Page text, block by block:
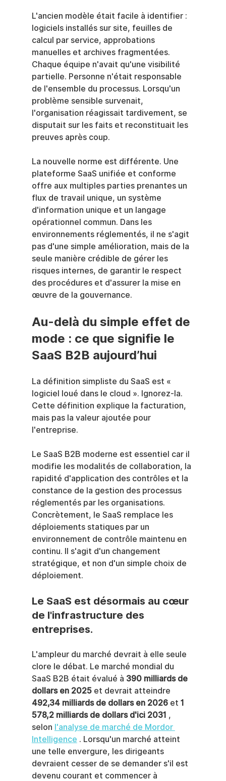
L'ancien modèle était facile à identifier :
logiciels installés sur site, feuilles de
calcul par service, approbations
manuelles et archives fragmentées.
Chaque équipe n'avait qu'une visibilité
partielle. Personne n'était responsable
de l'ensemble du processus. Lorsqu'un
problème sensible survenait,
l'organisation réagissait tardivement, se
disputait sur les faits et reconstituait les
preuves après coup.
La nouvelle norme est différente. Une
plateforme SaaS unifiée et conforme
offre aux multiples parties prenantes un
flux de travail unique, un système
d'information unique et un langage
opérationnel commun. Dans les
environnements réglementés, il ne s'agit
pas d'une simple amélioration, mais de la
seule manière crédible de gérer les
risques internes, de garantir le respect
des procédures et d'assurer la mise en
œuvre de la gouvernance.
Au-delà du simple effet de
mode : ce que signifie le
SaaS B2B aujourd’hui
La définition simpliste du SaaS est «
logiciel loué dans le cloud ». Ignorez-la.
Cette définition explique la facturation,
mais pas la valeur ajoutée pour
l'entreprise.
Le SaaS B2B moderne est essentiel car il
modifie les modalités de collaboration, la
rapidité d'application des contrôles et la
constance de la gestion des processus
réglementés par les organisations.
Concrètement, le SaaS remplace les
déploiements statiques par un
environnement de contrôle maintenu en
continu. Il s'agit d'un changement
stratégique, et non d'un simple choix de
déploiement.
Le SaaS est désormais au cœur
de l'infrastructure des
entreprises.
L'ampleur du marché devrait à elle seule
clore le débat. Le marché mondial du
SaaS B2B était évalué à 390 milliards de
dollars en 2025 et devrait atteindre
492,34 milliards de dollars en 2026 et 1
578,2 milliards de dollars d'ici 2031 ,
selon l'analyse de marché de Mordor
Intelligence . Lorsqu'un marché atteint
une telle envergure, les dirigeants
devraient cesser de se demander s'il est
devenu courant et commencer à